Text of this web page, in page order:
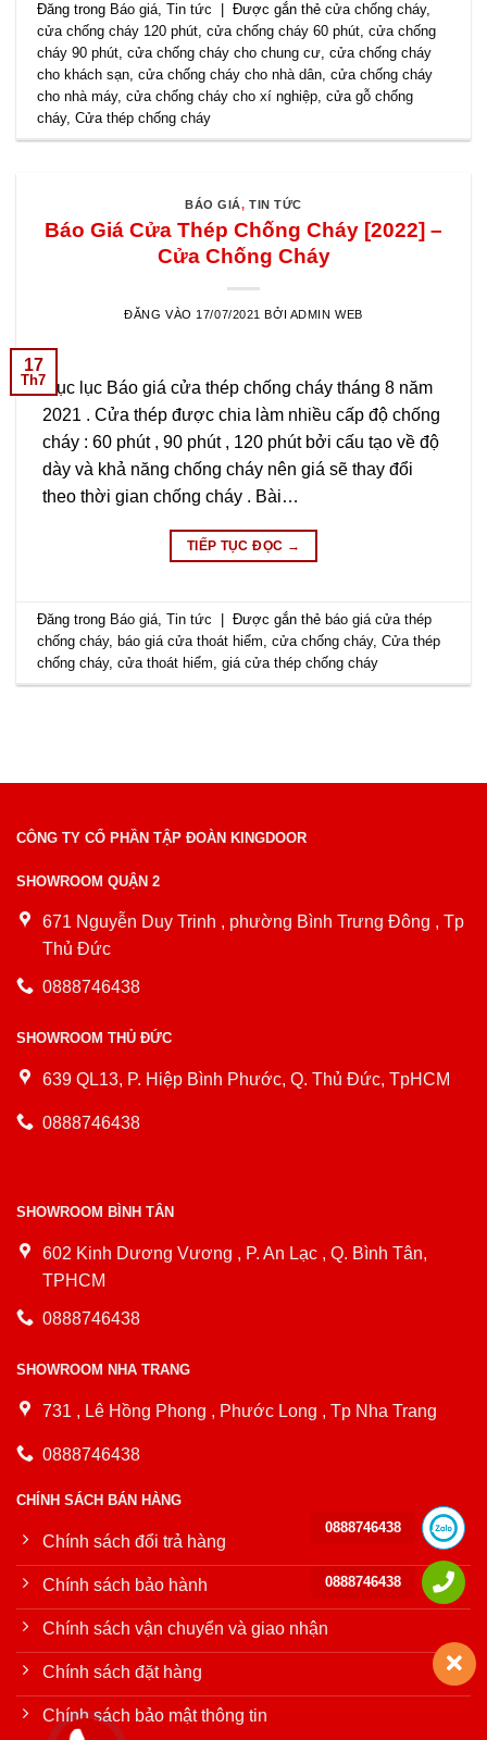
Đăng trong Báo giá,Tin tức Được gắn thẻcửa chống cháy,
cửa chống cháy 120 phút,cửa chống cháy 60 phút,cửa chống
cháy 90 phút,cửa chống cháy cho chung cư,cửa chống cháy
cho khách sạn,cửa chống cháy cho nhà dân,cửa chống cháy
cho nhà máy,cửa chống cháy cho xí nghiệp,cửa gỗ chống
cháy,Cửa thép chống cháy
BÁO GIÁ,TIN TỨC
Báo Giá Cửa Thép Chống Cháy [2022] –
Cửa Chống Cháy
ĐĂNG VÀO 17/07/2021 BỞI ADMIN WEB
17
Th7Mục lục Báo giá cửa thép chống cháy tháng 8 năm
2021 . Cửa thép được chia làm nhiều cấp độ chống
cháy : 60 phút , 90 phút , 120 phút bởi cấu tạo về độ
dày và khả năng chống cháy nên giá sẽ thay đổi
theo thời gian chống cháy . Bài…
TIẾP TỤC ĐỌC →
Đăng trong Báo giá,Tin tức Được gắn thẻ báo giá cửa thép
chống cháy, báo giá cửa thoát hiểm,cửa chống cháy,Cửa thép
chống cháy,cửa thoát hiểm,giá cửa thép chống cháy
CÔNG TY CỔ PHẦN TẬP ĐOÀN KINGDOOR
SHOWROOM QUẬN 2
671 Nguyễn Duy Trinh , phường Bình Trưng Đông , Tp
Thủ Đức
0888746438
SHOWROOM THỦ ĐỨC
639 QL13, P. Hiệp Bình Phước, Q. Thủ Đức, TpHCM
0888746438
SHOWROOM BÌNH TÂN
602 Kinh Dương Vương , P. An Lạc , Q. Bình Tân,
TPHCM
0888746438
SHOWROOM NHA TRANG
731 , Lê Hồng Phong , Phước Long , Tp Nha Trang
0888746438
CHÍNH SÁCH BÁN HÀNG
Chính sách đổi trả hàng
Chính sách bảo hành
Chính sách vận chuyển và giao nhận
Chính sách đặt hàng
Chính sách bảo mật thông tin
0888746438
0888746438